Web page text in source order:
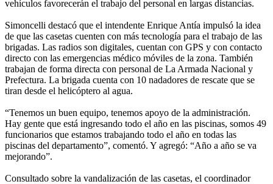
vehículos favorecerán el trabajo del personal en largas distancias.
Simoncelli destacó que el intendente Enrique Antía impulsó la idea
de que las casetas cuenten con más tecnología para el trabajo de las
brigadas. Las radios son digitales, cuentan con GPS y con contacto
directo con las emergencias médico móviles de la zona. También
trabajan de forma directa con personal de La Armada Nacional y
Prefectura. La brigada cuenta con 10 nadadores de rescate que se
tiran desde el helicóptero al agua.
“Tenemos un buen equipo, tenemos apoyo de la administración.
Hay gente que está ingresando todo el año en las piscinas, somos 49
funcionarios que estamos trabajando todo el año en todas las
piscinas del departamento”, comentó. Y agregó: “Año a año se va
mejorando”.
Consultado sobre la vandalización de las casetas, el coordinador